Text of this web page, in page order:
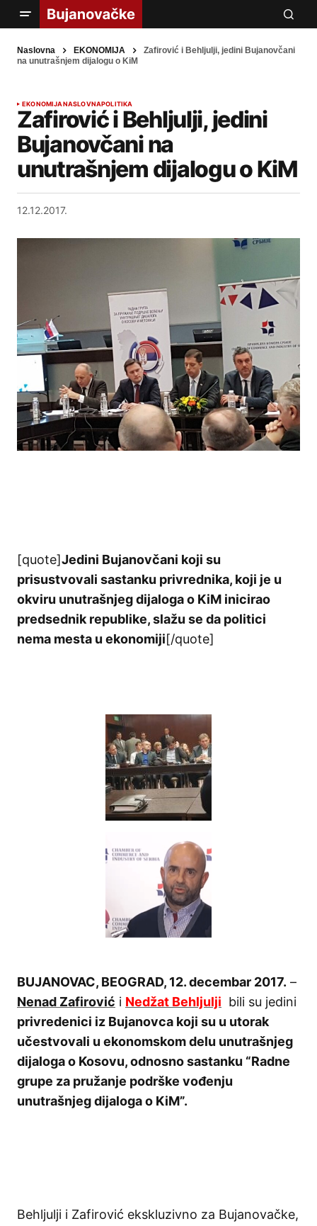
Naslovna EKONOMIJA
Zafirović i Behljulji, jedini Bujanovčani
na unutrašnjem dijalogu o KiM
EKONOMIJANASLOVNAPOLITIKA
Zafirović i Behljulji, jedini
Bujanovčani na
unutrašnjem dijalogu o KiM
12.12.2017.
[quote]Jedini Bujanovčani koji su
prisustvovali sastanku privrednika, koji je u
okviru unutrašnjeg dijaloga o KiM inicirao
predsednik republike, slažu se da politici
nema mesta u ekonomiji[/quote]
BUJANOVAC, BEOGRAD, 12. decembar 2017. –
Nenad Zafirović i Nedžat Behljulji bili su jedini
privredenici iz Bujanovca koji su u utorak
učestvovali u ekonomskom delu unutrašnjeg
dijaloga o Kosovu, odnosno sastanku “Radne
grupe za pružanje podrške vođenju
unutrašnjeg dijaloga o KiM”.
Behljulji i Zafirović ekskluzivno za Bujanovačke,